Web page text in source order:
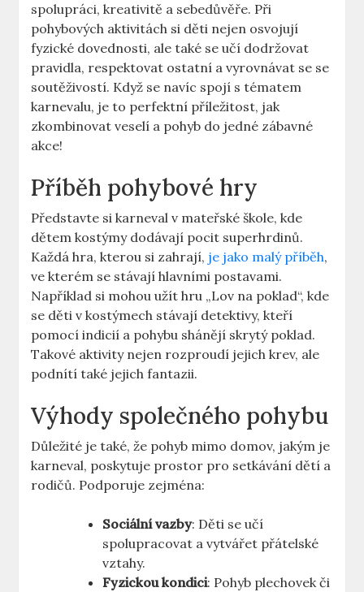
spolupráci, kreativitě a sebedůvěře. Při
pohybových aktivitách si děti nejen‍ osvojují
fyzické dovednosti, ale také se učí dodržovat
pravidla, respektovat ostatní ‍a vyrovnávat se se
soutěživostí.‌ Když se navíc spojí s tématem
karnevalu, je to ‍perfektní příležitost, jak
⁣zkombinovat veselí a pohyb do jedné zábavné
akce!
Příběh pohybové hry
Představte si karneval‍ v mateřské škole, kde
dětem kostýmy dodávají pocit superhrdinů.
Každá hra, kterou si ​zahrají, je jako malý příběh,
ve kterém ⁤se stávají hlavními postavami.
Například si mohou užít hru „Lov na poklad“, kde
se děti v kostýmech stávají detektivy, kteří
pomocí indicií⁤ a ⁤pohybu shánějí ⁣skrytý poklad.
Takové aktivity nejen rozproudí ⁢jejich krev, ⁤ale
podnítí také jejich fantazii.
Výhody společného ⁣pohybu
Důležité je také, že pohyb mimo domov, jakým je
karneval, poskytuje prostor pro setkávání dětí a
rodičů. Podporuje zejména:
Sociální vazby: Děti se učí⁣
spolupracovat a vytvářet​ přátelské
vztahy.
Fyzickou kondici: Pohyb plechovek či